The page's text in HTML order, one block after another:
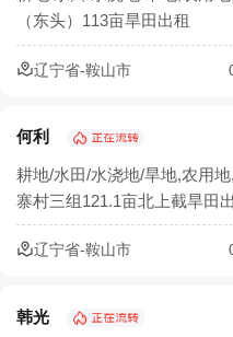
（东头）113亩旱田出租
辽宁省-鞍山市
何利
耕地/水田/水浇地/旱地,农用
寨村三组121.1亩北上截旱田
辽宁省-鞍山市
韩光